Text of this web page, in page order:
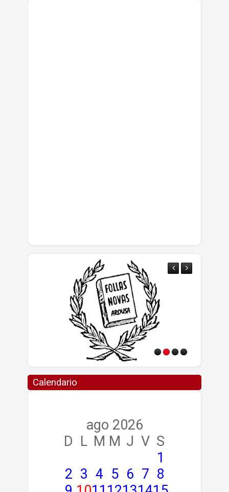
Calendario
ago 2026
D L M M J V S
1
2 3 4 5 6 7 8